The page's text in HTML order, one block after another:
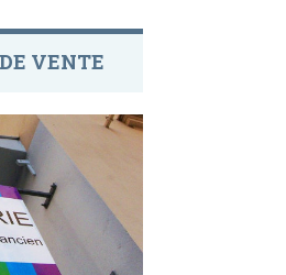
VENTE